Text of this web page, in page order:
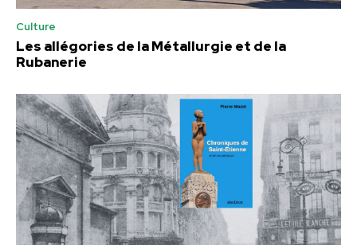
Culture
Les allégories de la Métallurgie et de la
Rubanerie